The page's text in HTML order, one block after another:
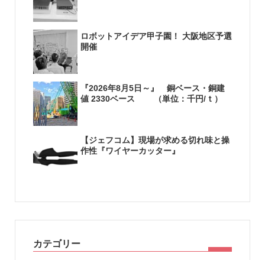
ロボットアイデア甲子園！ 大阪地区予選
開催
『2026年8月5日～』 銅ベース・銅建
値 2330ベース （単位：千円/ｔ）
【ジェフコム】現場が求める切れ味と操
作性『ワイヤーカッター』
カテゴリー